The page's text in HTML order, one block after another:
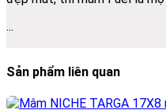
...
Sản phẩm liên quan